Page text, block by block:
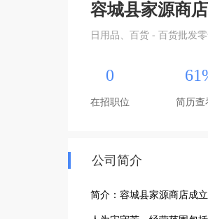
容城县家源商店
日用品、百货 - 百货批发零
0
在招职位 简历查
公司简介
简介：容城县家源商店成